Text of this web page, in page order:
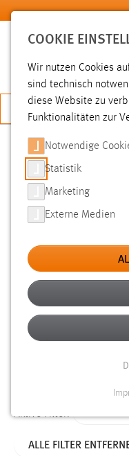
Zum Hauptinhalt springen
SUCHE
FILTER
Typ
Erstellungsdatum
Alter
Aktive Filter:
ALLE FILTER
COOKIE
Wir nutzen Cookies
sind technisch
diese Website zu
Funktionalitäten zur
Notwendige
Statistik
Marketing
Externe Medien
Funktionen und